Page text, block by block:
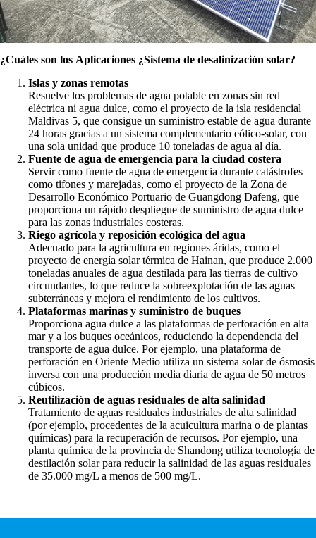
¿Cuáles son los Aplicaciones ¿Sistema de desalinización solar?
Islas y zonas remotas
Resuelve los problemas de agua potable en zonas sin red
eléctrica ni agua dulce, como el proyecto de la isla residencial
Maldivas 5, que consigue un suministro estable de agua durante
24 horas gracias a un sistema complementario eólico-solar, con
una sola unidad que produce 10 toneladas de agua al día.
Fuente de agua de emergencia para la ciudad costera
Servir como fuente de agua de emergencia durante catástrofes
como tifones y marejadas, como el proyecto de la Zona de
Desarrollo Económico Portuario de Guangdong Dafeng, que
proporciona un rápido despliegue de suministro de agua dulce
para las zonas industriales costeras.
Riego agrícola y reposición ecológica del agua
Adecuado para la agricultura en regiones áridas, como el
proyecto de energía solar térmica de Hainan, que produce 2.000
toneladas anuales de agua destilada para las tierras de cultivo
circundantes, lo que reduce la sobreexplotación de las aguas
subterráneas y mejora el rendimiento de los cultivos.
Plataformas marinas y suministro de buques
Proporciona agua dulce a las plataformas de perforación en alta
mar y a los buques oceánicos, reduciendo la dependencia del
transporte de agua dulce. Por ejemplo, una plataforma de
perforación en Oriente Medio utiliza un sistema solar de ósmosis
inversa con una producción media diaria de agua de 50 metros
cúbicos.
Reutilización de aguas residuales de alta salinidad
Tratamiento de aguas residuales industriales de alta salinidad
(por ejemplo, procedentes de la acuicultura marina o de plantas
químicas) para la recuperación de recursos. Por ejemplo, una
planta química de la provincia de Shandong utiliza tecnología de
destilación solar para reducir la salinidad de las aguas residuales
de 35.000 mg/L a menos de 500 mg/L.